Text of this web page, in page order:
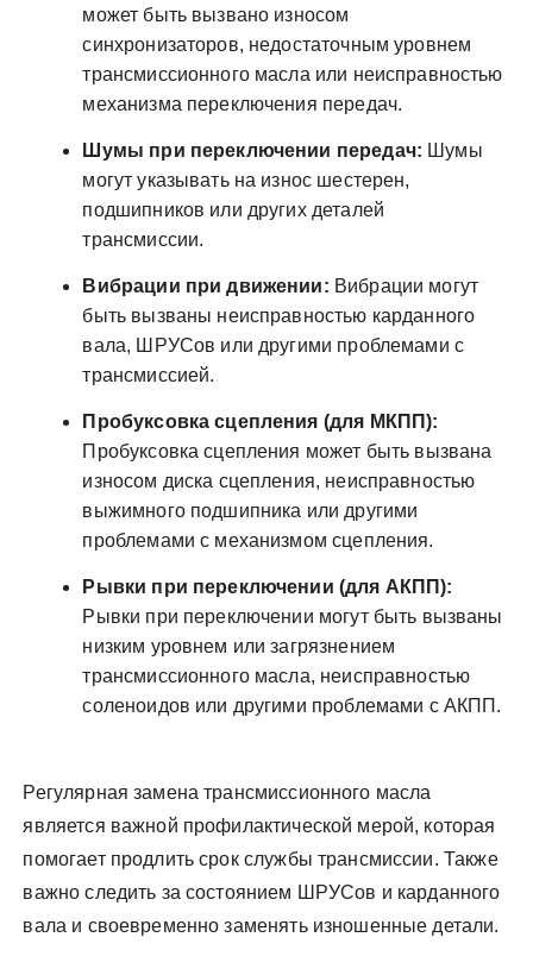
может быть вызвано износом
синхронизаторов, недостаточным уровнем
трансмиссионного масла или неисправностью
механизма переключения передач.
Шумы при переключении передач: Шумы
могут указывать на износ шестерен,
подшипников или других деталей
трансмиссии.
Вибрации при движении: Вибрации могут
быть вызваны неисправностью карданного
вала, ШРУСов или другими проблемами с
трансмиссией.
Пробуксовка сцепления (для МКПП):
Пробуксовка сцепления может быть вызвана
износом диска сцепления, неисправностью
выжимного подшипника или другими
проблемами с механизмом сцепления.
Рывки при переключении (для АКПП):
Рывки при переключении могут быть вызваны
низким уровнем или загрязнением
трансмиссионного масла, неисправностью
соленоидов или другими проблемами с АКПП.
Регулярная замена трансмиссионного масла
является важной профилактической мерой, которая
помогает продлить срок службы трансмиссии. Также
важно следить за состоянием ШРУСов и карданного
вала и своевременно заменять изношенные детали.